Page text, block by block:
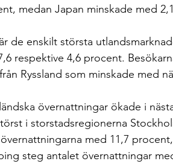
medan Japan minskade med
de enskilt största
respektive 4,6 procent.
Ryssland som minskade med
övernattningar ökade i
i storstadsregionerna
med 11,7
steg antalet övernattningar